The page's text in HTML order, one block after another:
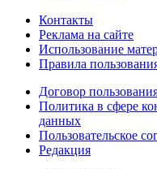
Контакты
Реклама на сайте
Использование
Правила
Договор
Политика в сфере
данных
Пользовательское
Редакция